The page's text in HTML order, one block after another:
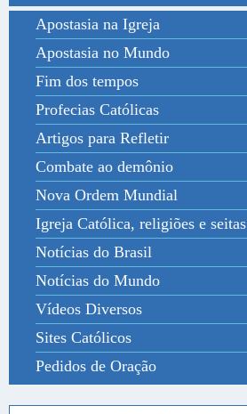
Apostasia na Igreja
Apostasia no Mundo
Fim dos tempos
Profecias Católicas
Artigos para Refletir
Combate ao demônio
Nova Ordem Mundial
Igreja Católica, religiões e seitas
Notícias do Brasil
Notícias do Mundo
Vídeos Diversos
Sites Católicos
Pedidos de Oração